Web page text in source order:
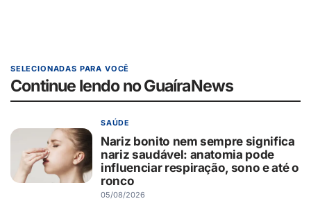
SELECIONADAS PARA VOCÊ
Continue lendo no GuaíraNews
SAÚDE
Nariz bonito nem sempre significa
nariz saudável: anatomia pode
influenciar respiração, sono e até o
ronco
05/08/2026